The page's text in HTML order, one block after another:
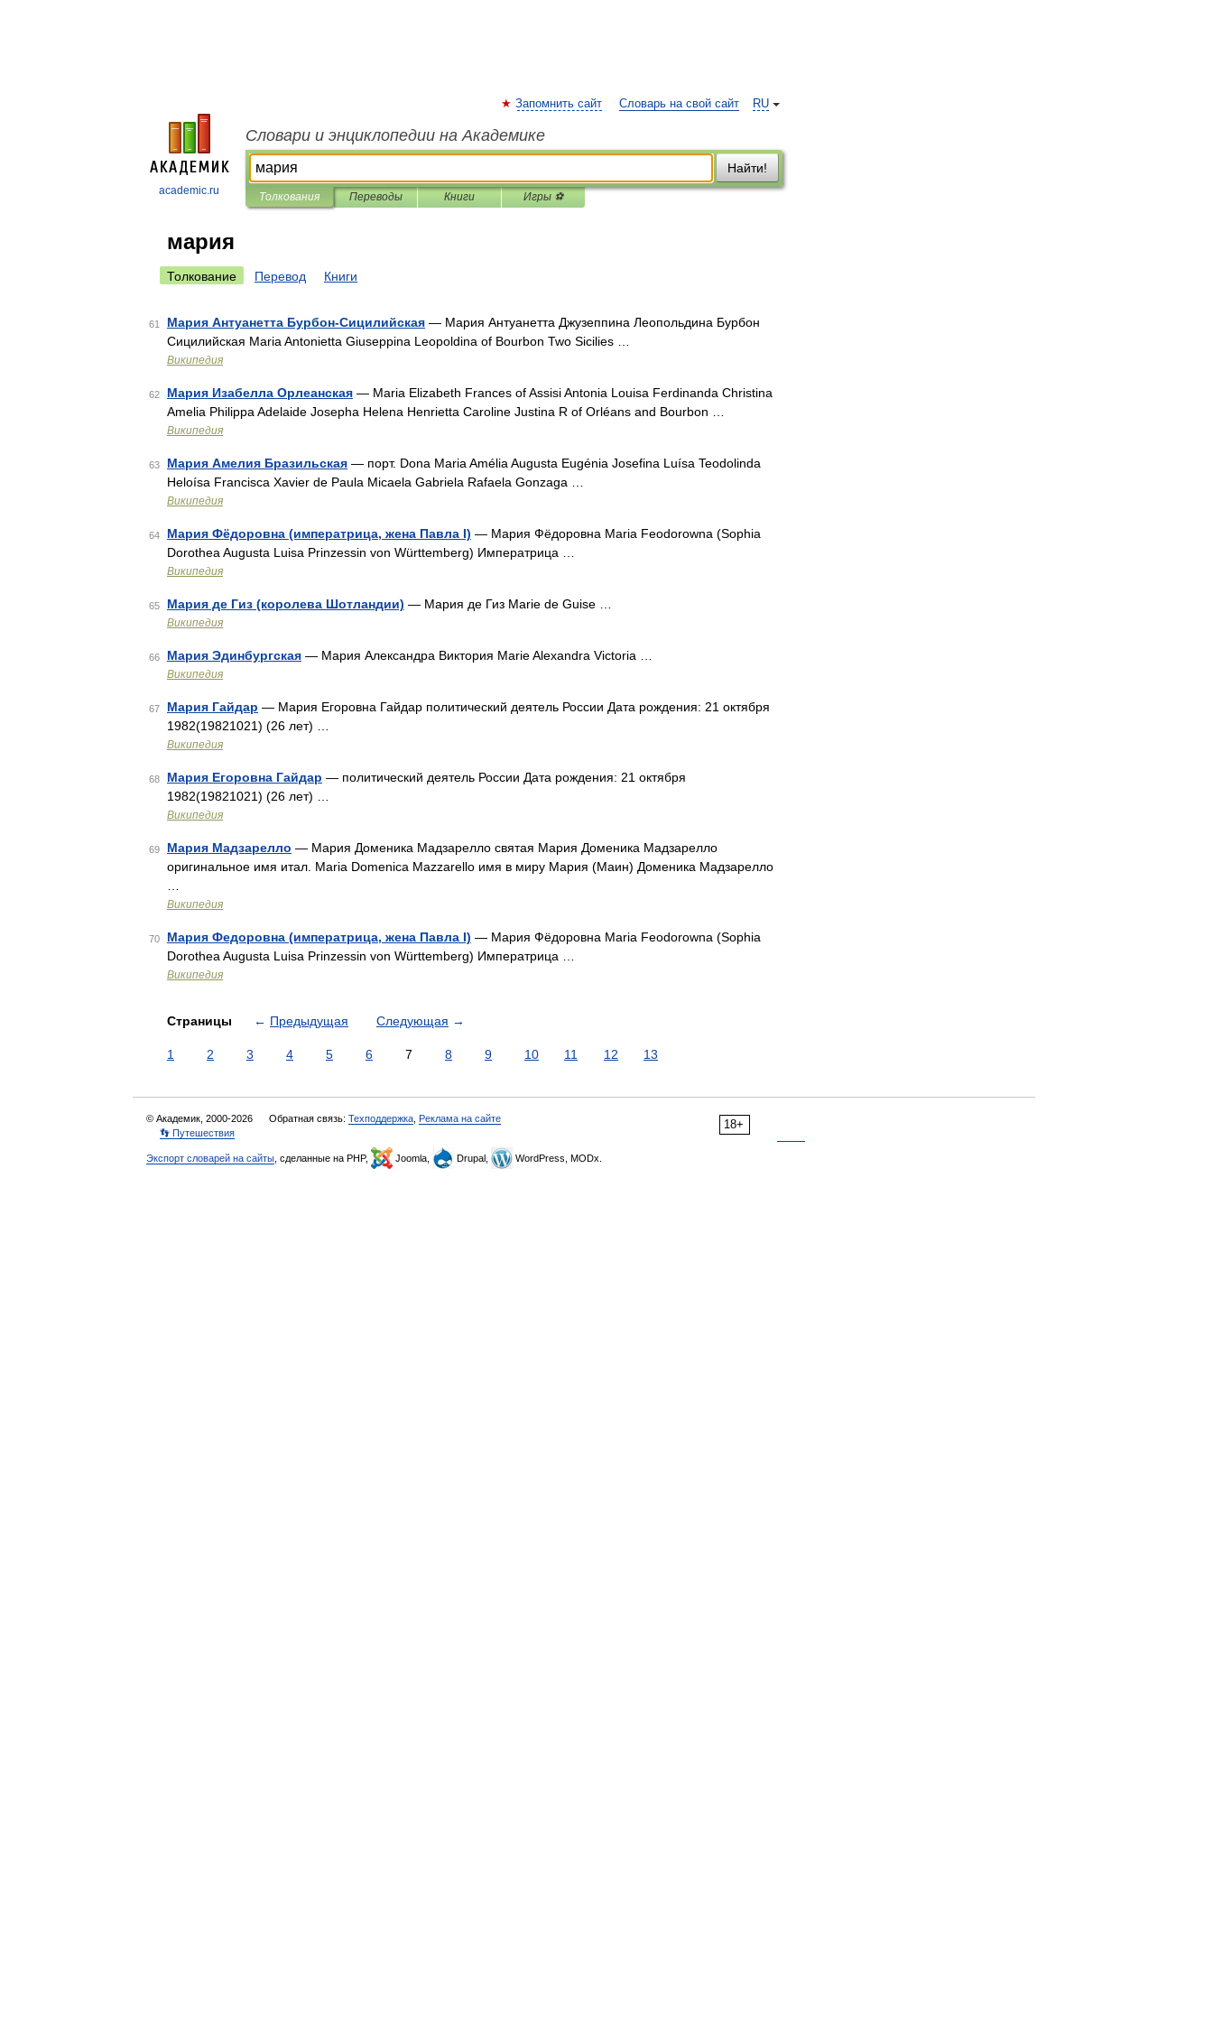
academic.ru
RU
Запомнить сайт Словарь на свой сайт
Словари и энциклопедии на Академике
Найти!
Толкования Переводы Книги Игры ⚽
мария
Толкование Перевод Книги
61 Мария Антуанетта Бурбон-Сицилийская — Мария Антуанетта Джузеппина Леопольдина Бурбон
Сицилийская Maria Antonietta Giuseppina Leopoldina of Bourbon Two Sicilies …
Википедия
62 Мария Изабелла Орлеанская — Maria Elizabeth Frances of Assisi Antonia Louisa Ferdinanda Christina
Amelia Philippa Adelaide Josepha Helena Henrietta Caroline Justina R of Orléans and Bourbon …
Википедия
63 Мария Амелия Бразильская — порт. Dona Maria Amélia Augusta Eugénia Josefina Luísa Teodolinda
Heloísa Francisca Xavier de Paula Micaela Gabriela Rafaela Gonzaga …
Википедия
64 Мария Фёдоровна (императрица, жена Павла I) — Мария Фёдоровна Maria Feodorowna (Sophia
Dorothea Augusta Luisa Prinzessin von Württemberg) Императрица …
Википедия
65 Мария де Гиз (королева Шотландии) — Мария де Гиз Marie de Guise …
Википедия
66 Мария Эдинбургская — Мария Александра Виктория Marie Alexandra Victoria …
Википедия
67 Мария Гайдар — Мария Егоровна Гайдар политический деятель России Дата рождения: 21 октября
1982(19821021) (26 лет) …
Википедия
68 Мария Егоровна Гайдар — политический деятель России Дата рождения: 21 октября
1982(19821021) (26 лет) …
Википедия
69 Мария Мадзарелло — Мария Доменика Мадзарелло святая Мария Доменика Мадзарелло
оригинальное имя итал. Maria Domenica Mazzarello имя в миру Мария (Маин) Доменика Мадзарелло
Википедия
70 Мария Федоровна (императрица, жена Павла I) — Мария Фёдоровна Maria Feodorowna (Sophia
Dorothea Augusta Luisa Prinzessin von Württemberg) Императрица …
Википедия
Страницы ← Предыдущая Следующая →
1 2 3 4 5 6 7 8 9 10 11 12 13
18+
© Академик, 2000-2026 Обратная связь: Техподдержка Реклама на сайте
👣 Путешествия
Экспорт словарей на сайты , сделанные на PHP, Joomla, Drupal, WordPress, MODx.